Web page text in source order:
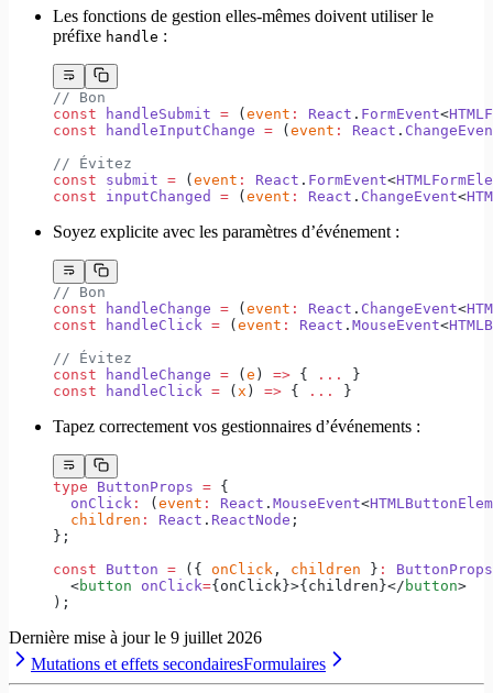
Les fonctions de gestion elles-mêmes doivent utiliser le
préfixe handle :
// Bon
const handleSubmit = ( event : React . FormEvent<
const handleInputChange = ( event : React .
// Évitez
const submit = ( event : React . FormEvent<
const inputChanged = ( event : React . ChangeEvent<
Soyez explicite avec les paramètres d’événement :
// Bon
const handleChange = ( event : React . ChangeEvent<
const handleClick = ( event : React . MouseEvent<
// Évitez
const handleChange = ( e ) => { ...
}
const handleClick = ( x ) => { ... }
Tapez correctement vos gestionnaires d’événements :
type ButtonProps = {
  onClick
: ( event : React . MouseEvent<
  children
: React . ReactNode ;
};
const Button = ({ onClick , children } :
ButtonProps
  <
button onClick={onClick}>{children}</ button>
);
Dernière mise à jour le 9 juillet 2026
Mutations et effets secondairesFormulaires